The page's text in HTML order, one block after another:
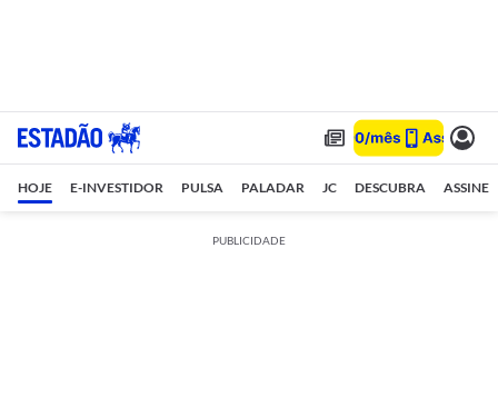
HOJE E-INVESTIDOR PULSA PALADAR JC DESCUBRA ASSINE
PUBLICIDADE